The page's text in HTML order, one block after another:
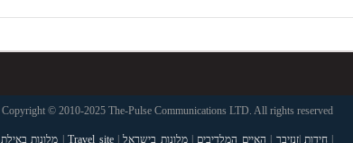
Copyright © 2010-2025 The-Pulse Communications LTD. All rights reserved
חידות|זנזיבר האיים המלדיבים |מלונות בישראל|
Travel site
| מלונות באילת